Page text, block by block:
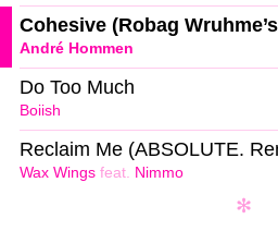
André Hommen
Cohesive (Robag
Boiish
Do Too Much
Wax Wings feat. Nimmo
Reclaim Me (ABSOLUTE.